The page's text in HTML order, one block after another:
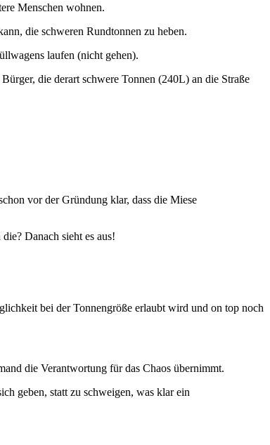
Menschen wohnen.
die schweren Rundtonnen zu heben.
laufen (nicht gehen).
die derart schwere Tonnen (240L) an die Straße
vor der Gründung klar, dass die Miese
Danach sieht es aus!
bei der Tonnengröße erlaubt wird und on top noch
die Verantwortung für das Chaos übernimmt.
geben, statt zu schweigen, was klar ein